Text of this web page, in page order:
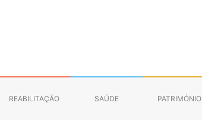
REABILITAÇÃO SAÚDE PATRIMÓNIO